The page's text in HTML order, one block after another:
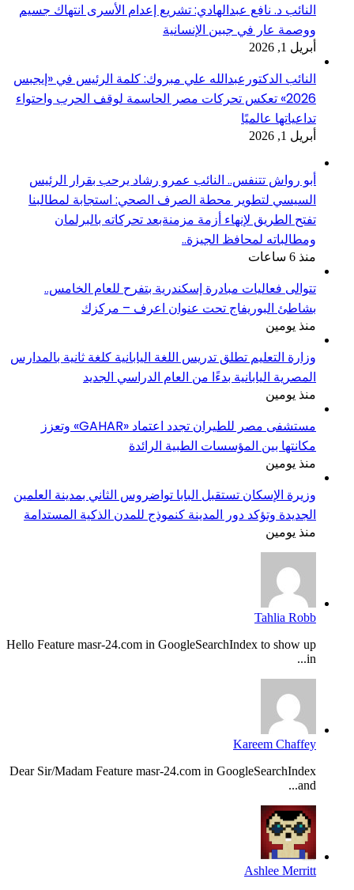
النائب د. نافع عبدالهادي: تشريع إعدام الأسرى انتهاك جسيم
ووصمة عار في جبين الإنسانية
أبريل 1, 2026
النائب الدكتورعبدالله علي مبروك: كلمة الرئيس في «إيجبس
2026» تعكس تحركات مصر الحاسمة لوقف الحرب واحتواء
تداعياتها عالميًا
أبريل 1, 2026
أبو رواش تتنفس.. النائب عمرو رشاد يرحب بقرار الرئيس
السيسي لتطوير محطة الصرف الصحي: استجابة لمطالبنا
تفتح الطريق لإنهاء أزمة مزمنةبعد تحركاته بالبرلمان
ومطالباته لمحافظ الجيزة..
منذ 6 ساعات
تتوالى فعاليات مبادرة إسكندرية بتفرح للعام الخامس..
بشاطئ البوريفاج تحت عنوان اعرف – مركزك
منذ يومين
وزارة التعليم تطلق تدريس اللغة اليابانية كلغة ثانية بالمدارس
المصرية اليابانية بدءًا من العام الدراسي الجديد
منذ يومين
مستشفى مصر للطيران تجدد اعتماد «GAHAR» وتعزز
مكانتها بين المؤسسات الطبية الرائدة
منذ يومين
وزيرة الإسكان تستقبل البابا تواضروس الثاني بمدينة العلمين
الجديدة وتؤكد دور المدينة كنموذج للمدن الذكية المستدامة
منذ يومين
Tahlia Robb
Hello Feature masr-24.com in GoogleSearchIndex to show up
in...
Kareem Chaffey
Dear Sir/Madam Feature masr-24.com in GoogleSearchIndex
and...
Ashlee Merritt